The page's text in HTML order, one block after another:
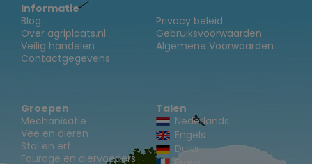
Informatie
Blog
Over agriplaats.nl
Veilig handelen
Contactgegevens
Privacy beleid
Gebruiksvoorwaarden
Algemene Voorwaarden
Groepen
Mechanisatie
Vee en dieren
Stal en erf
Fourage en diervoeders
Talen
Nederlands
Engels
Duits